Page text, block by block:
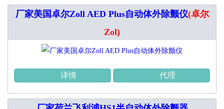
厂家美国卓尔Zoll AED Plus自动体外除颤仪(卓尔
Zol)
详情 代理